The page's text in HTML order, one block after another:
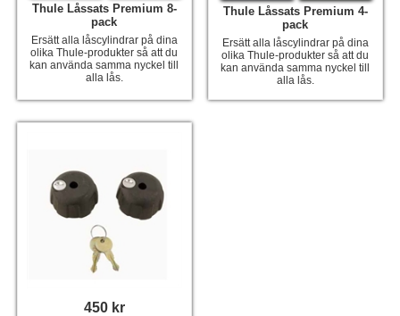
Thule Låssats Premium 8-
pack
Ersätt alla låscylindrar på dina
olika Thule-produkter så att du
kan använda samma nyckel till
alla lås.
Thule Låssats Premium 4-
pack
Ersätt alla låscylindrar på dina
olika Thule-produkter så att du
kan använda samma nyckel till
alla lås.
450 kr